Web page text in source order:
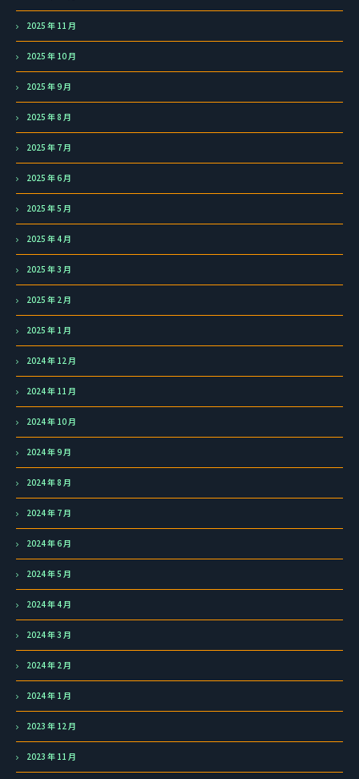
2025 年 11 月
2025 年 10 月
2025 年 9 月
2025 年 8 月
2025 年 7 月
2025 年 6 月
2025 年 5 月
2025 年 4 月
2025 年 3 月
2025 年 2 月
2025 年 1 月
2024 年 12 月
2024 年 11 月
2024 年 10 月
2024 年 9 月
2024 年 8 月
2024 年 7 月
2024 年 6 月
2024 年 5 月
2024 年 4 月
2024 年 3 月
2024 年 2 月
2024 年 1 月
2023 年 12 月
2023 年 11 月